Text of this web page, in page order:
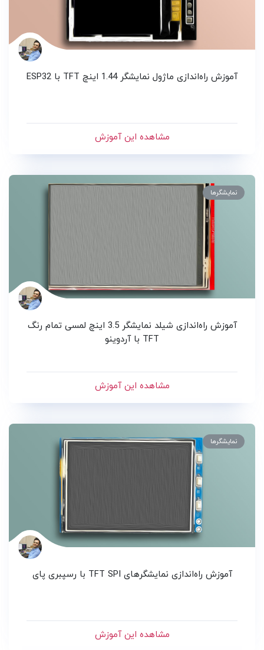
آموزش راه‌اندازی ماژول نمایشگر 1.44 اینچ TFT با ESP32
مشاهده این آموزش
نمایشگرها
آموزش راه‌اندازی شیلد نمایشگر 3.5 اینچ لمسی تمام رنگ
TFT با آردوینو
مشاهده این آموزش
نمایشگرها
آموزش راه‌اندازی نمایشگرهای TFT SPI با رسپبری پای
مشاهده این آموزش